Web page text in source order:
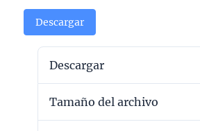
Descargar
Descargar
Tamaño del archivo